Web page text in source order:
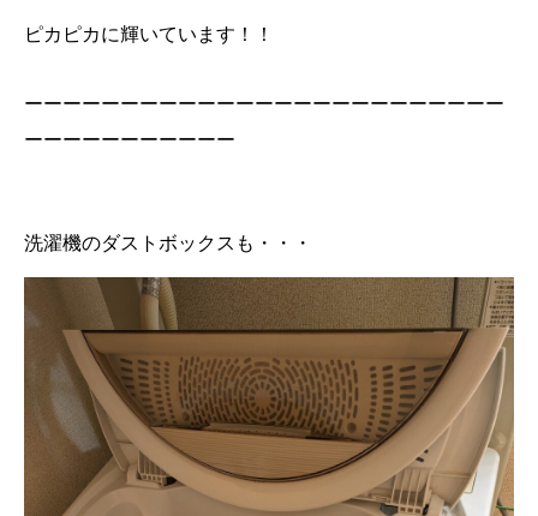
ピカピカに輝いています！！
ーーーーーーーーーーーーーーーーーーーーーーーーー
ーーーーーーーーーーー
洗濯機のダストボックスも・・・